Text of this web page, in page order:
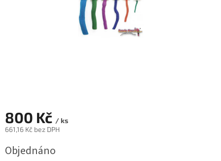
800 Kč / ks
661,16 Kč bez DPH
cena:
Objednáno